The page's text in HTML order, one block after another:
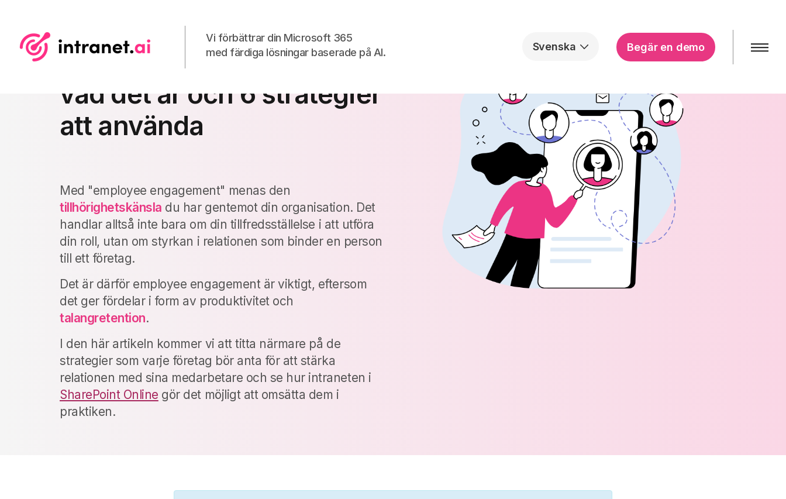
Vi förbättrar din Microsoft 365
med färdiga lösningar baserade på AI.
Svenska Begär en demo
Employee engagement:
vad det är och 6 strategier
att använda
Med "employee engagement" menas den
tillhörighetskänsla du har gentemot din organisation. Det
handlar alltså inte bara om din tillfredsställelse i att utföra
din roll, utan om styrkan i relationen som binder en person
till ett företag.
Det är därför employee engagement är viktigt, eftersom
det ger fördelar i form av produktivitet och
talangretention.
I den här artikeln kommer vi att titta närmare på de
strategier som varje företag bör anta för att stärka
relationen med sina medarbetare och se hur intraneten i
SharePoint Online gör det möjligt att omsätta dem i
praktiken.